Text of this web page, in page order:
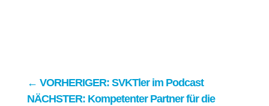
← VORHERIGER: SVKTler im Podcast
NÄCHSTER: Kompetenter Partner für die